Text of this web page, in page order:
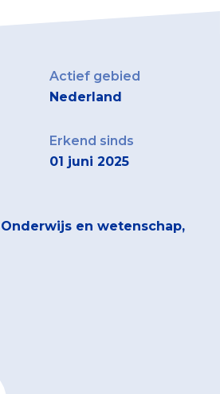
Actief gebied
Nederland
Erkend sinds
01 juni 2025
en wetenschap,